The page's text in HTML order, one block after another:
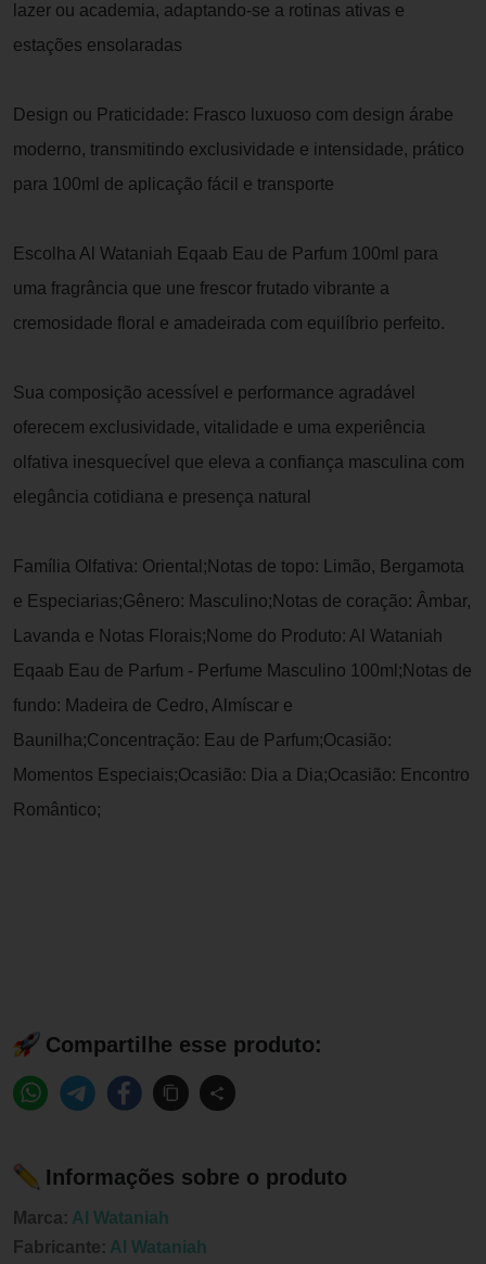
lazer ou academia, adaptando-se a rotinas ativas e
estações ensolaradas
Design ou Praticidade: Frasco luxuoso com design árabe
moderno, transmitindo exclusividade e intensidade, prático
para 100ml de aplicação fácil e transporte
Escolha Al Wataniah Eqaab Eau de Parfum 100ml para
uma fragrância que une frescor frutado vibrante a
cremosidade floral e amadeirada com equilíbrio perfeito.
Sua composição acessível e performance agradável
oferecem exclusividade, vitalidade e uma experiência
olfativa inesquecível que eleva a confiança masculina com
elegância cotidiana e presença natural
Família Olfativa: Oriental;Notas de topo: Limão, Bergamota
e Especiarias;Gênero: Masculino;Notas de coração: Âmbar,
Lavanda e Notas Florais;Nome do Produto: Al Wataniah
Eqaab Eau de Parfum - Perfume Masculino 100ml;Notas de
fundo: Madeira de Cedro, Almíscar e
Baunilha;Concentração: Eau de Parfum;Ocasião:
Momentos Especiais;Ocasião: Dia a Dia;Ocasião: Encontro
Romântico;
Compartilhe esse produto:
Informações sobre o produto
Marca: Al Wataniah
Fabricante: Al Wataniah